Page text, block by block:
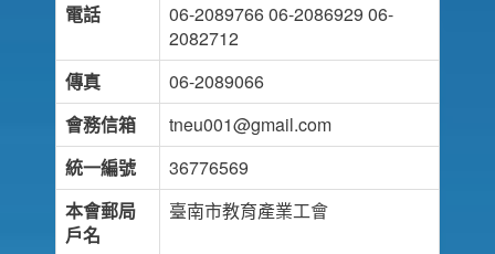
電話
06-2089766 06-2086929 06-
2082712
傳真
06-2089066
會務信箱
tneu001@gmail.com
統一編號
36776569
本會郵局
戶名
臺南市教育產業工會